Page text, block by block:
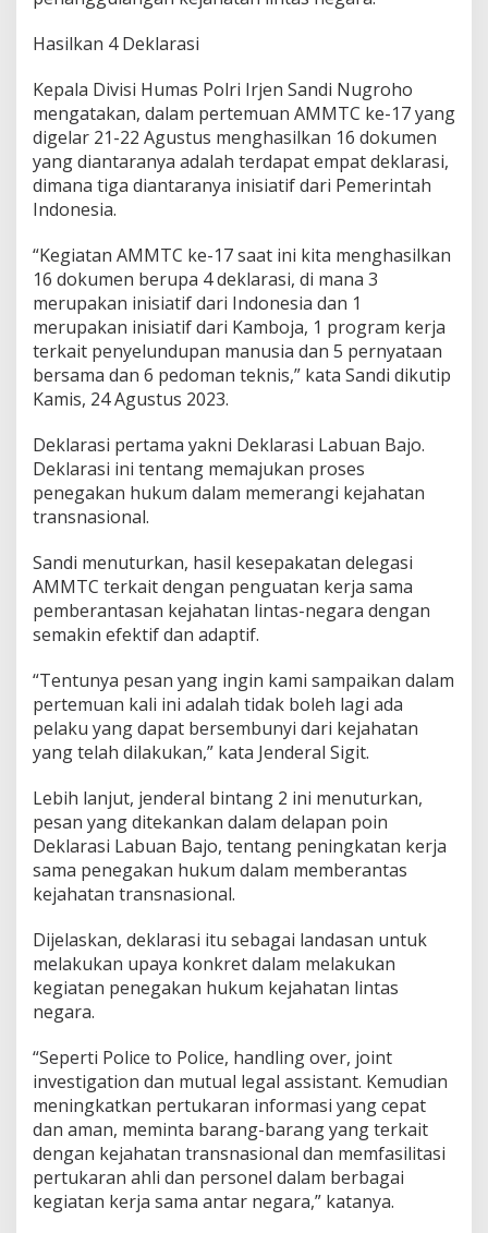
Hasilkan 4 Deklarasi
Kepala Divisi Humas Polri Irjen Sandi Nugroho
mengatakan, dalam pertemuan AMMTC ke-17 yang
digelar 21-22 Agustus menghasilkan 16 dokumen
yang diantaranya adalah terdapat empat deklarasi,
dimana tiga diantaranya inisiatif dari Pemerintah
Indonesia.
“Kegiatan AMMTC ke-17 saat ini kita menghasilkan
16 dokumen berupa 4 deklarasi, di mana 3
merupakan inisiatif dari Indonesia dan 1
merupakan inisiatif dari Kamboja, 1 program kerja
terkait penyelundupan manusia dan 5 pernyataan
bersama dan 6 pedoman teknis,” kata Sandi dikutip
Kamis, 24 Agustus 2023.
Deklarasi pertama yakni Deklarasi Labuan Bajo.
Deklarasi ini tentang memajukan proses
penegakan hukum dalam memerangi kejahatan
transnasional.
Sandi menuturkan, hasil kesepakatan delegasi
AMMTC terkait dengan penguatan kerja sama
pemberantasan kejahatan lintas-negara dengan
semakin efektif dan adaptif.
“Tentunya pesan yang ingin kami sampaikan dalam
pertemuan kali ini adalah tidak boleh lagi ada
pelaku yang dapat bersembunyi dari kejahatan
yang telah dilakukan,” kata Jenderal Sigit.
Lebih lanjut, jenderal bintang 2 ini menuturkan,
pesan yang ditekankan dalam delapan poin
Deklarasi Labuan Bajo, tentang peningkatan kerja
sama penegakan hukum dalam memberantas
kejahatan transnasional.
Dijelaskan, deklarasi itu sebagai landasan untuk
melakukan upaya konkret dalam melakukan
kegiatan penegakan hukum kejahatan lintas
negara.
“Seperti Police to Police, handling over, joint
investigation dan mutual legal assistant. Kemudian
meningkatkan pertukaran informasi yang cepat
dan aman, meminta barang-barang yang terkait
dengan kejahatan transnasional dan memfasilitasi
pertukaran ahli dan personel dalam berbagai
kegiatan kerja sama antar negara,” katanya.